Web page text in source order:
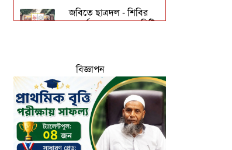
জবিতে ছাত্রদল - শিবির
সংঘর্ষ - ৩ সদস্যের কমিটি
সমলিঙ্গের বিয়ের
অভিযোগ: ব্যবস্থার দাবিতে
১২৩০ নাগরিকের বিবৃতি
জকসু ভিপি ও জিএসকে
ক্যাম্পাসছাড়া করল
ছাত্রদল
বিজ্ঞাপন